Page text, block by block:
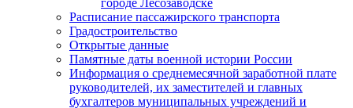
городе Лесозаводске
Расписание пассажирского транспорта
Градостроительство
Открытые данные
Памятные даты военной истории России
Информация о среднемесячной заработной плате
руководителей, их заместителей и главных
бухгалтеров муниципальных учреждений и